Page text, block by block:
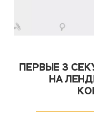
ПЕРВЫЕ 3
НА